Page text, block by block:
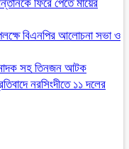
ফিরে পেতে মায়ের
বিএনপির আলোচনা সভা ও
সহ তিনজন আটক
নরসিংদীতে ১১ দলের